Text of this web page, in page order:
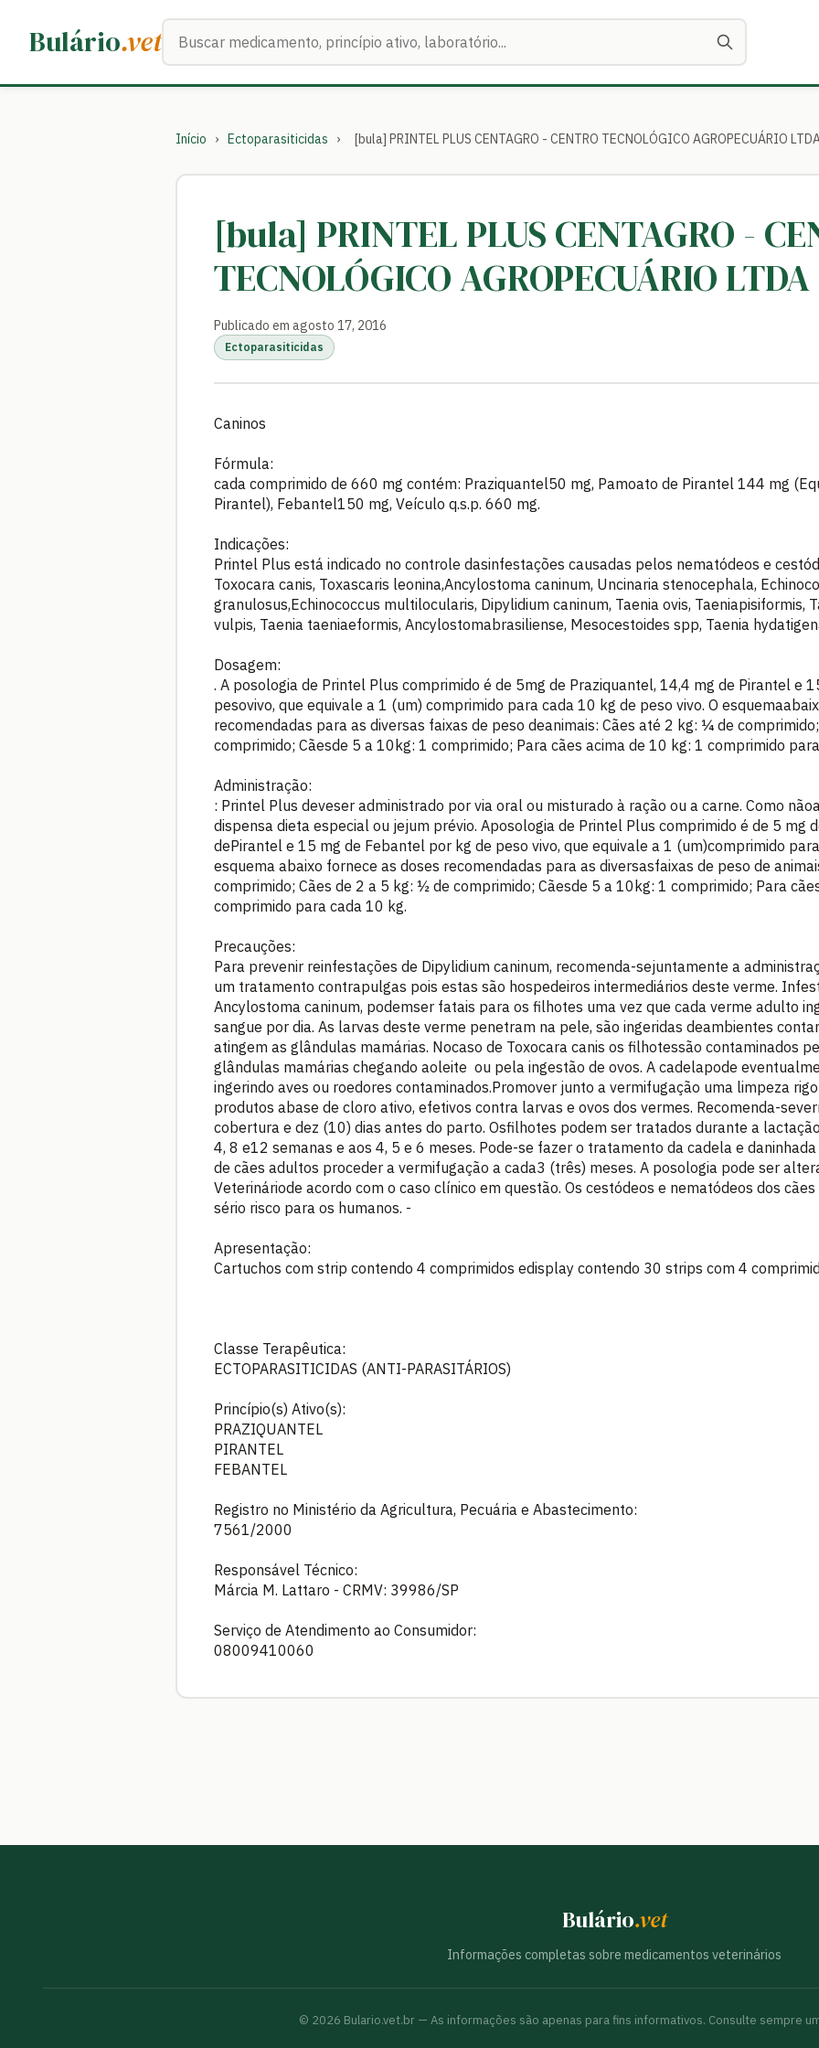
Bulário.vetBuscar medicamentos
Início › Ectoparasiticidas › [bula] PRINTEL PLUS CENTAGRO - CENTRO TECNOLÓGICO AGROPECUÁRIO
[bula] PRINTEL PLUS CENTAGRO -
TECNOLÓGICO AGROPECUÁRIO LTDA
Publicado em agosto 17, 2016
Ectoparasiticidas
Caninos
Fórmula:
cada comprimido de 660 mg contém: Praziquantel50 mg, Pamoato de Pirantel 144 mg
Pirantel), Febantel150 mg, Veículo q.s.p. 660 mg.
Indicações:
Printel Plus está indicado no controle dasinfestações causadas pelos nematódeos e
Toxocara canis, Toxascaris leonina,Ancylostoma caninum, Uncinaria stenocephala,
granulosus,Echinococcus multilocularis, Dipylidium caninum, Taenia ovis, Taeniapisiformis,
vulpis, Taenia taeniaeformis, Ancylostomabrasiliense, Mesocestoides spp, Taenia
Dosagem:
. A posologia de Printel Plus comprimido é de 5mg de Praziquantel, 14,4 mg de Pirantel e
pesovivo, que equivale a 1 (um) comprimido para cada 10 kg de peso vivo. O
recomendadas para as diversas faixas de peso deanimais: Cães até 2 kg: ¼ de
comprimido; Cãesde 5 a 10kg: 1 comprimido; Para cães acima de 10 kg: 1 comprimido
Administração:
: Printel Plus deveser administrado por via oral ou misturado à ração ou a carne. Como
dispensa dieta especial ou jejum prévio. Aposologia de Printel Plus comprimido é de 5 mg
dePirantel e 15 mg de Febantel por kg de peso vivo, que equivale a 1 (um)comprimido
esquema abaixo fornece as doses recomendadas para as diversasfaixas de peso de
comprimido; Cães de 2 a 5 kg: ½ de comprimido; Cãesde 5 a 10kg: 1 comprimido; Para
comprimido para cada 10 kg.
Precauções:
Para prevenir reinfestações de Dipylidium caninum, recomenda-sejuntamente a
um tratamento contrapulgas pois estas são hospedeiros intermediários deste verme.
Ancylostoma caninum, podemser fatais para os filhotes uma vez que cada verme adulto
sangue por dia. As larvas deste verme penetram na pele, são ingeridas deambientes
atingem as glândulas mamárias. Nocaso de Toxocara canis os filhotessão contaminados
glândulas mamárias chegando aoleite ou pela ingestão de ovos. A cadelapode
ingerindo aves ou roedores contaminados.Promover junto a vermifugação uma limpeza
produtos abase de cloro ativo, efetivos contra larvas e ovos dos vermes. Recomenda-
cobertura e dez (10) dias antes do parto. Osfilhotes podem ser tratados durante a
4, 8 e12 semanas e aos 4, 5 e 6 meses. Pode-se fazer o tratamento da cadela e
de cães adultos proceder a vermifugação a cada3 (três) meses. A posologia pode ser
Veterináriode acordo com o caso clínico em questão. Os cestódeos e nematódeos dos
sério risco para os humanos. -
Apresentação:
Cartuchos com strip contendo 4 comprimidos edisplay contendo 30 strips com 4
Classe Terapêutica:
ECTOPARASITICIDAS (ANTI-PARASITÁRIOS)
Princípio(s) Ativo(s):
PRAZIQUANTEL
PIRANTEL
FEBANTEL
Registro no Ministério da Agricultura, Pecuária e Abastecimento:
7561/2000
Responsável Técnico:
Márcia M. Lattaro - CRMV: 39986/SP
Serviço de Atendimento ao Consumidor:
08009410060
Bulário.vet
Informações completas sobre medicamentos veterinários
© 2026 Bulario.vet.br — As informações são apenas para fins informativos. Consulte sempre